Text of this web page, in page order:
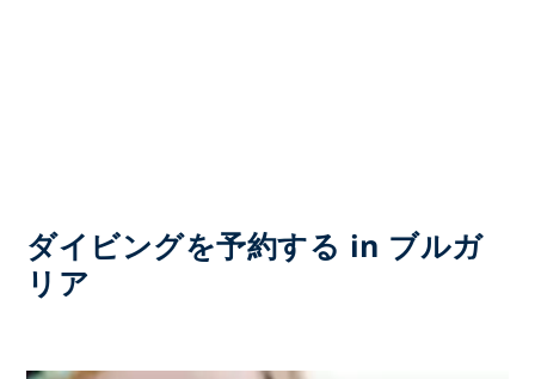
ダイビングを予約する in ブルガ
リア